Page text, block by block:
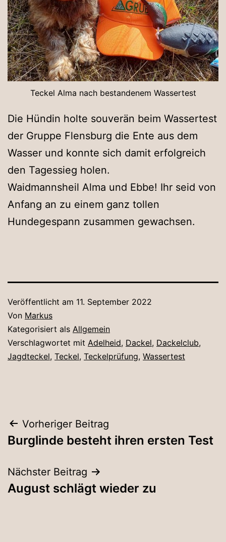
Teckel Alma nach bestandenem Wassertest
Die Hündin holte souverän beim Wassertest
der Gruppe Flensburg die Ente aus dem
Wasser und konnte sich damit erfolgreich
den Tagessieg holen.
Waidmannsheil Alma und Ebbe! Ihr seid von
Anfang an zu einem ganz tollen
Hundegespann zusammen gewachsen.
Veröffentlicht am 11. September 2022
Von Markus
Kategorisiert als Allgemein
Verschlagwortet mit Adelheid, Dackel, Dackelclub,
Jagdteckel, Teckel, Teckelprüfung, Wassertest
Beitragsnavigation
Vorheriger Beitrag
Burglinde besteht ihren ersten Test
Nächster Beitrag
August schlägt wieder zu